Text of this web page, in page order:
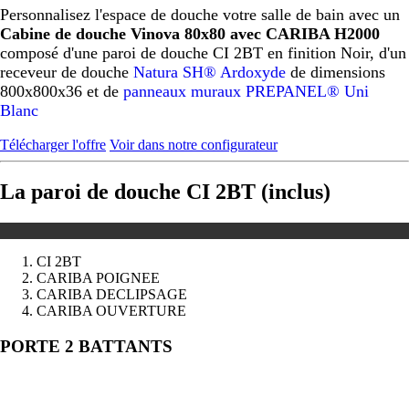
Personnalisez l'espace de douche votre salle de bain avec un
Cabine de douche Vinova 80x80 avec CARIBA H2000
composé d'une paroi de douche CI 2BT en finition Noir, d'un
receveur de douche Natura SH® Ardoxyde de dimensions
800x800x36 et de panneaux muraux PREPANEL® Uni
Blanc
Télécharger l'offre Voir dans notre configurateur
La paroi de douche CI 2BT (inclus)
CI 2BT
CARIBA POIGNEE
CARIBA DECLIPSAGE
CARIBA OUVERTURE
Précédent
Suivant
PORTE 2 BATTANTS